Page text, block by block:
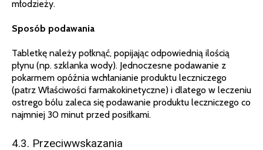
młodzieży.
Sposób podawania
Tabletkę należy połknąć, popijając odpowiednią ilością
płynu (np. szklanka wody). Jednoczesne podawanie z
pokarmem opóźnia wchłanianie produktu leczniczego
(patrz Właściwości farmakokinetyczne) i dlatego w leczeniu
ostrego bólu zaleca się podawanie produktu leczniczego co
najmniej 30 minut przed posiłkami.
4.3. Przeciwwskazania